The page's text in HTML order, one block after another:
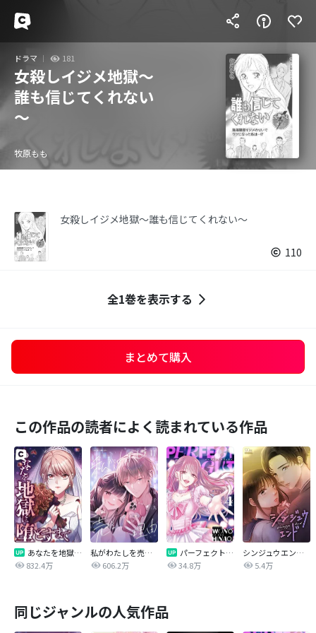
ドラマ 181
女殺しイジメ地獄～
誰も信じてくれない
～
牧原もも
女殺しイジメ地獄～誰も信じてくれない～
110
全1巻を表示する
まとめて購入
この作品の読者によく読まれている作品
あなたを地獄に堕とすまで
832.4万
私がわたしを売る理由
606.2万
パーフェクトグリッター
34.8万
シンジュウエンド【タテヨミ】
5.4万
同じジャンルの人気作品